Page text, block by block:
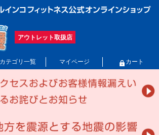
アウトレット取扱店
カテゴリ一覧 マイページ カート